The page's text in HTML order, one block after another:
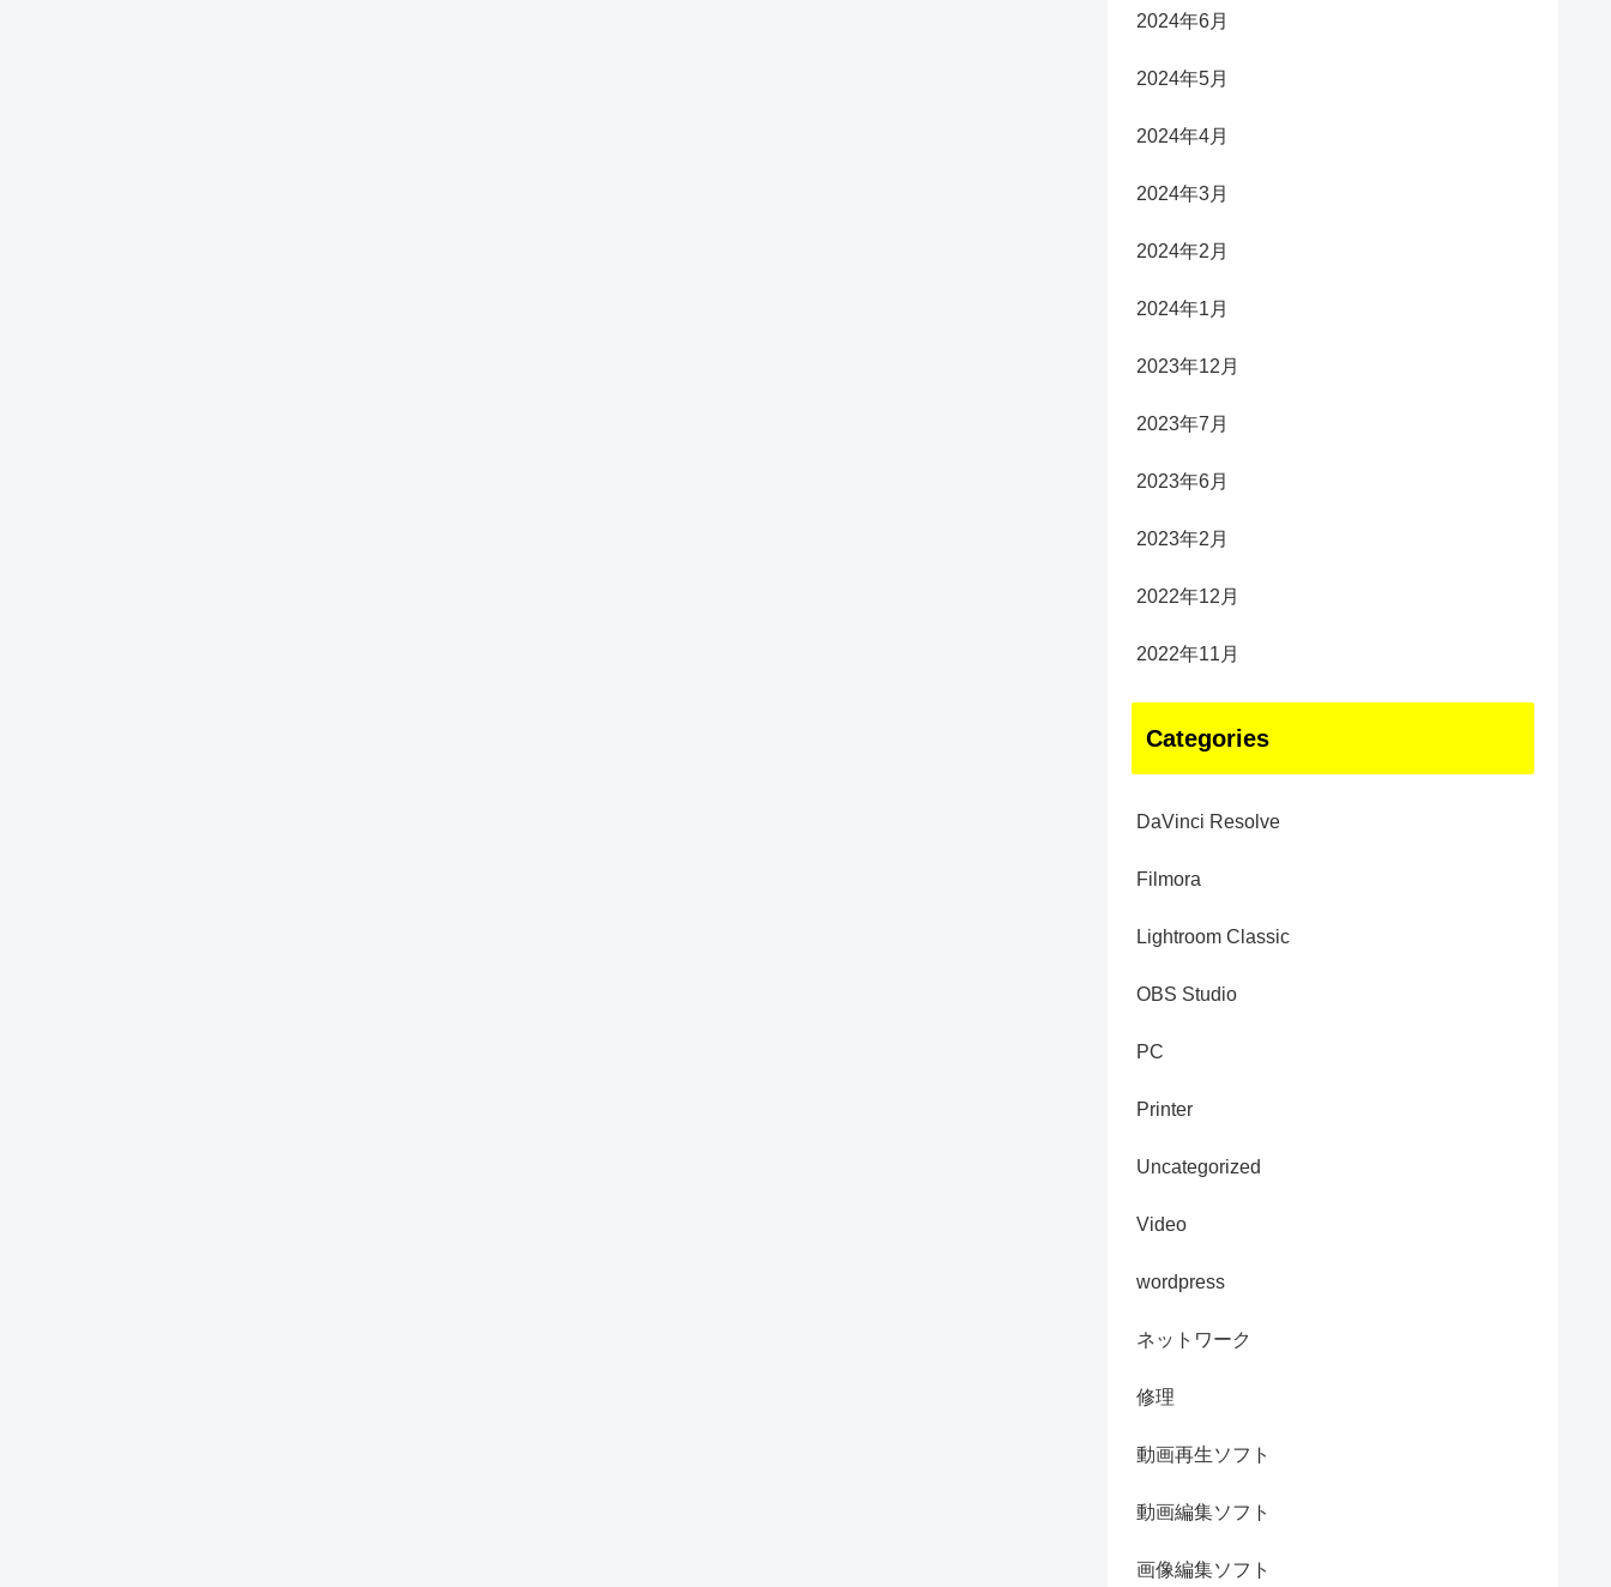
2024年6月
2024年5月
2024年4月
2024年3月
2024年2月
2024年1月
2023年12月
2023年7月
2023年6月
2023年2月
2022年12月
2022年11月
Categories
DaVinci Resolve
Filmora
Lightroom Classic
OBS Studio
PC
Printer
Uncategorized
Video
wordpress
ネットワーク
修理
動画再生ソフト
動画編集ソフト
画像編集ソフト